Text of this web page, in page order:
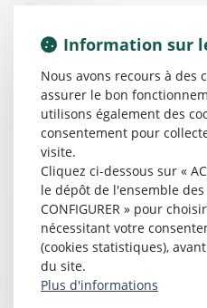
Prénom
E-mail
Objet
Information sur
Nous avons recours à des
assurer le bon
utilisons également des
consentement pour
visite.
Cliquez ci-dessous sur «
le dépôt de l'ensemble
CONFIGURER » pour
nécessitant votre
(cookies statistiques),
du site.
Plus d'informations